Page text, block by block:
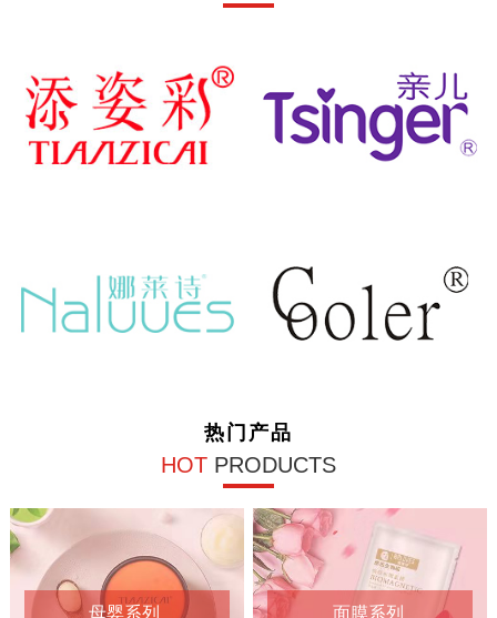
热门产品
HOT PRODUCTS
母婴系列 面膜系列